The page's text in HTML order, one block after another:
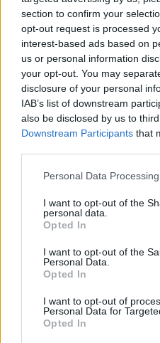
section to confirm your
opt-out request is processed
interest-based ads based on
us or personal information
your opt-out. You may
disclosure of your personal
IAB’s list of downstream
also be disclosed by us to
Downstream Participants that
Please note that this website/
not limited to your visit or
grant or deny consent to
use your data for below
consent section.
Personal Data
I want to opt-out of the
personal data.
Opted In
I want to opt-out of the
Personal Data.
Opted In
I want to opt-out of
Personal Data for
Opted In
éves fiút, mert
fiú súlyos
repper csak 15 napot
többit megúszta
"Végső soron olyan
emberekben, hogy
őket - és mindegy,
berlini szenátusban
érdekeikben lép fel" -
apától és német
rengeteg rajongója
meg az ideális
példaképét. "A
meg.